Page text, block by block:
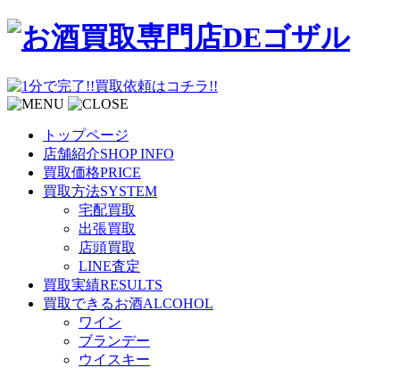
トップページ
店舗紹介SHOP INFO
買取価格PRICE
買取方法SYSTEM
宅配買取
出張買取
店頭買取
LINE査定
買取実績RESULTS
買取できるお酒ALCOHOL
ワイン
ブランデー
ウイスキー